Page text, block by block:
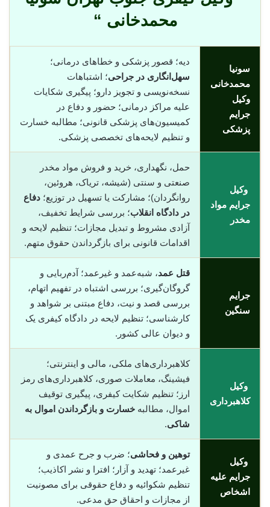
محمدخانی “
سونیا
محمدخانی
وکیل
جرایم
پزشکی
دیه؛ قصور پزشکی و خطاهای درمانی؛
سهل‌انگاری در جراحی؛ اشتباهات
نسخه‌نویسی و تجویز دارو؛ پیگیری شکایات
علیه مراکز درمانی؛ حضور و دفاع در
کمیسیون‌های پزشکی قانونی؛ مطالبه خسارت
و تنظیم لایحه‌های تخصصی پزشکی.
وکیل
جرایم مواد
مخدر
حمل، نگهداری، خرید و فروش مواد مخدر
صنعتی و سنتی (شیشه، تریاک، هروئین،
روانگردان)؛ مشارکت یا تسهیل در توزیع؛ دفاع
در دادگاه انقلاب؛ بررسی شرایط تخفیف،
آزادی مشروط و تبدیل مجازات؛ تنظیم لایحه و
اقدامات قانونی برای بازگرداندن حقوق متهم.
جرایم
سنگین
قتل عمد، شبه‌عمد و غیرعمد؛ آدم‌ربایی و
گروگان‌گیری؛ بررسی اشتباه در تفهیم اتهام،
بررسی قصد و نیت، دفاع مبتنی بر شواهد و
کارشناسی؛ تنظیم لایحه در دادگاه کیفری یک
و دیوان عالی کشور.
وکیل
کلاهبرداری
کلاهبرداری‌های ملکی، مالی و اینترنتی؛
فیشینگ، معاملات صوری، کلاهبرداری‌های رمز
ارز؛ تنظیم شکایت کیفری، پیگیری توقیف
اموال، مطالبه خسارت و بازگرداندن اموال به
شاکی.
وکیل
جرایم علیه
اشخاص
توهین و فحاشی؛ ضرب و جرح عمدی و
غیرعمد؛ تهدید و آزار؛ افترا و نشر اکاذیب؛
تنظیم شکوائیه و دفاع حقوقی برای مصونیت
از مجازات و احقاق حق مدعی.